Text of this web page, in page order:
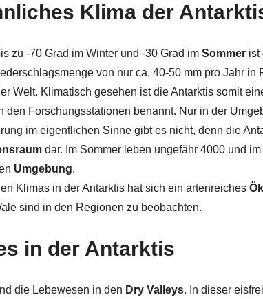
Klima der
zu -70 Grad im Winter und -30 Grad imSommer ist
von nur ca. 40-50 mm pro Jahr in
Welt. Klimatisch gesehen ist die Antarktis somit
den Forschungsstationen benannt. Nur in der
im eigentlichen Sinne gibt es nicht, denn die
dar. Im Sommer leben ungefähr 4000 und
Umgebung.
Klimas in der Antarktis hat sich ein artenreiches
sind in den Regionen zu beobachten.
in der Antarktis
die Lebewesen in den Dry Valleys. In dieser